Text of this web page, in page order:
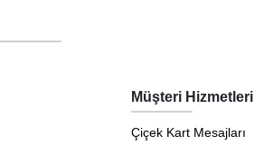
Müşteri Hizmetleri
Çiçek Kart Mesajları